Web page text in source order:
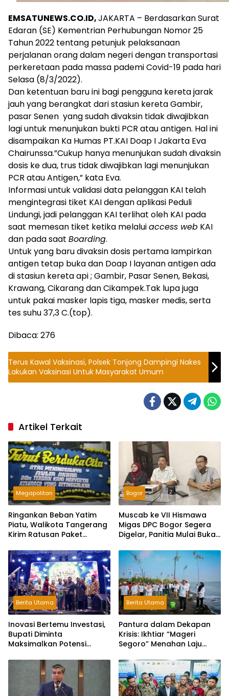
EMSATUNEWS.CO.ID,JAKARTA – Berdasarkan Surat
Edaran (SE) Kementrian Perhubungan Nomor 25
Tahun 2022 tentang petunjuk pelaksanaan
perjalanan orang dalam negeri dengan transportasi
perkeretaan pada massa pademi Covid-19 pada hari
Selasa (8/3/2022).
Dan ketentuan baru ini bagi pengguna kereta jarak
jauh yang berangkat dari stasiun kereta Gambir,
pasar Senen yang sudah divaksin tidak diwajibkan
lagi untuk menunjukan bukti PCR atau antigen. Hal ini
disampaikan Ka Humas PT.KAI Doap I Jakarta Eva
Chairunssa.”Cukup hanya menunjukan sudah divaksin
dosis ke dua, trus tidak diwajibkan lagi menunjukan
PCR atau Antigen,” kata Eva.
Informasi untuk validasi data pelanggan KAI telah
mengintegrasi tiket KAI dengan aplikasi Peduli
Lindungi, jadi pelanggan KAI terlihat oleh KAI pada
saat memesan tiket ketika melaluiaccess web KAI
dan pada saat Boarding.
Untuk yang baru divaksin dosis pertama Iampirkan
antigen tetap buka dan Doap I layanan antigen ada
di stasiun kereta api ; Gambir, Pasar Senen, Bekasi,
Krawang, Cikarang dan Cikampek.Tak lupa juga
untuk pakai masker lapis tiga, masker medis, serta
tes suhu 37,3 C.(top).
Dibaca: 276
Terus Kawal Vaksinasi, Polsek Tonjong Dampingi Nakes
Lakukan Vaksinasi Untuk Masyarakat Umum
Artikel Terkait
Megapolitan
Ringankan Beban Yatim
Piatu, Walikota Tangerang
Kirim Ratusan Paket
Warga Poris
Bogor
Muscab ke VII Hismawa
Migas DPC Bogor Segera
Digelar, Panitia Mulai Buka
Berita Utama
Inovasi Bertemu Investasi,
Bupati Diminta
Maksimalkan Potensi
Berita Utama
Pantura dalam Dekapan
Krisis: Ikhtiar “Mageri
Segoro” Menahan Laju